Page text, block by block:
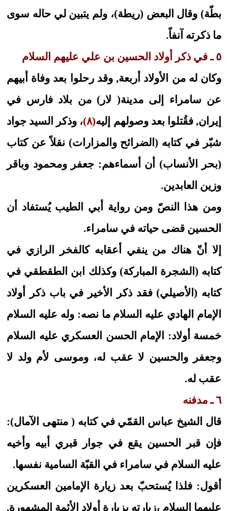
بطّة) وقال البعض (ريطة)، ولم يتبين لي حاله سوى
ما ذكرته آنفاً.
٥ ـ في ذكر أولاد الحسين بن علي عليهم السلام
وكان له من الأولاد أربعة, وقد رحلوا بعد وفاة أبيهم
عن سامراء إلى مدينة( لار) من بلاد فارس في
إيران, فقُتلوا بعد وصولهم إليه(٨)
، وذكر السيد جواد
شبّر في كتابه (الضرائح والمزارات) نقلاً عن كتاب
(بحر الأنساب) أن أسماءهم: جعفر ومحمود وباقر
وزين العابدين.
ومن هذا النصّ ومن رواية أبي الطيب يُستفاد أن
الحسين قضى حياته في سامراء.
إلا أنّ هناك من ينفي أعقابه كالفخر الرازي في
كتابه (الشجرة المباركة) وكذلك ابن الطقطقي في
كتابه (الأصيلي) فقد ذكر الأخير في باب ذكر أولاد
الإمام الهادي عليه السلام ما نصه: وله عليه السلام
خمسة أولاد: الإمام الحسن العسكري عليه السلام
وجعفر والحسين لا عقب له، وموسى لأم ولد لا
عقب له.
٦ ـ مدفنه
قال الشيخ عباس القمّي في كتابه ( منتهى الآمال):
فإن قبر الحسين يقع في جوار قبري أبيه وأخيه
عليه السلام في سامراء في القبّة السامية نفسها.
أقول: فلذا يُستحبّ بعد زيارة الإمامين العسكرين
عليهما السلام ،زيارته بزيارة أولاد الأئمة المشهورة,